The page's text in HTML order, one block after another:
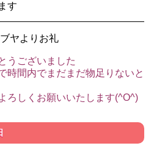
す
ヤよりお礼
うございました
時間内でまだまだ物足りないと
ろしくお願いいたします(^O^)